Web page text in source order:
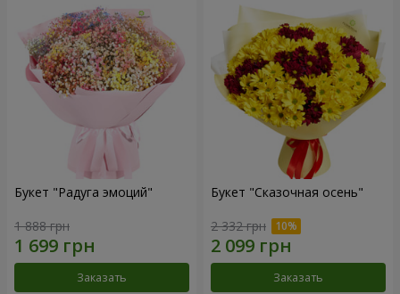
Букет "Радуга эмоций"
1 888 грн
Заказать
Букет "Сказочная осень"
2 332 грн
Заказать